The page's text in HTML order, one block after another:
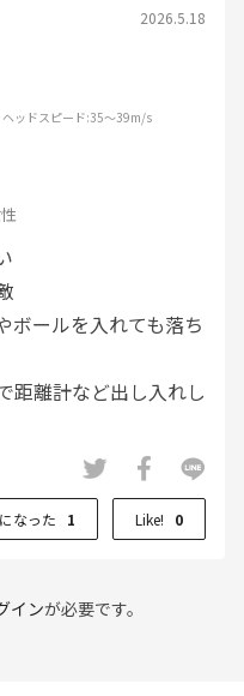
2026.5.18
ヘッドスピード:35～39m/s
ボールを入れても落ち
距離計など出し入れし
なった 1 Like! 0
インが必要です。